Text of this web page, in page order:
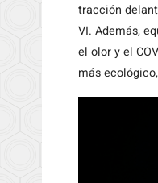
tracción
VI. Además,
el olor y el
más